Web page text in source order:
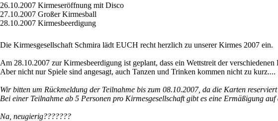
26.10.2007 Kirmeseröffnung mit Disco
27.10.2007 Großer Kirmesball
28.10.2007 Kirmesbeerdigung
Die Kirmesgesellschaft Schmira lädt EUCH recht herzlich zu unserer Kirmes 2007 ein.
Am 28.10.2007 zur Kirmesbeerdigung ist geplant, dass ein Wettstreit der
Aber nicht nur Spiele sind angesagt, auch Tanzen und Trinken kommen nicht zu kurz....
Wir bitten um Rückmeldung der Teilnahme bis zum 08.10.2007, da die Karten reserviert
Bei einer Teilnahme ab 5 Personen pro Kirmesgesellschaft gibt es eine Ermäßigung
Na, neugierig???????